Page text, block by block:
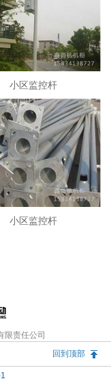
小区监控杆
小区监控杆
限责任公司
回到顶部